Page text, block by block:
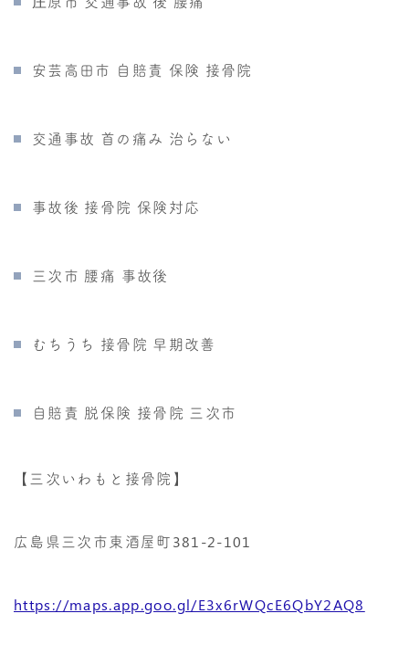
安芸高田市 自賠責 保険 接骨院
交通事故 首の痛み 治らない
事故後 接骨院 保険対応
三次市 腰痛 事故後
むちうち 接骨院 早期改善
自賠責 脱保険 接骨院 三次市
【三次いわもと接骨院】
広島県三次市東酒屋町381-2-101
https://maps.app.goo.gl/E3x6rWQcE6QbY2AQ8